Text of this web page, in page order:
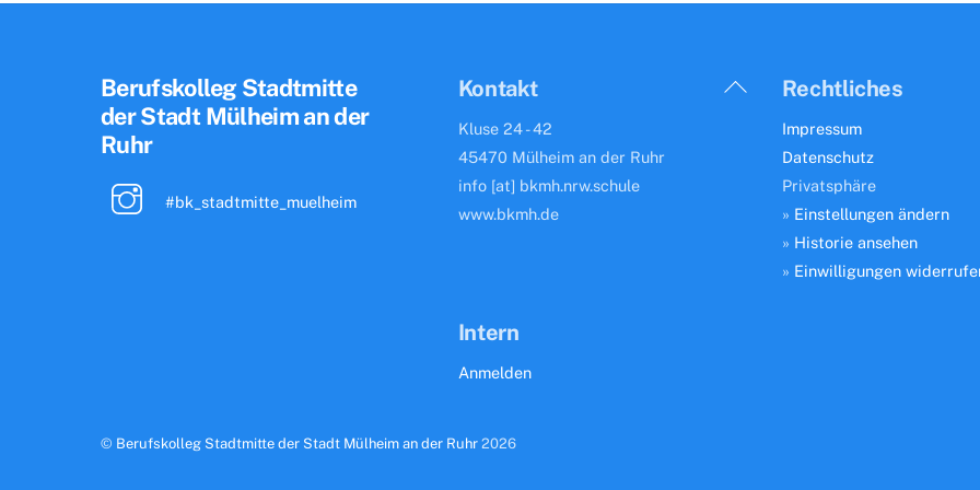
Back
Berufskolleg Stadtmitte
der Stadt Mülheim an der
Ruhr
#bk_stadtmitte_muelheim
Kontakt
Kluse 24 - 42
45470 Mülheim an der Ruhr
info [at] bkmh.nrw.schule
www.bkmh.de
Rechtliches
Impressum
Datenschutz
Privatsphäre
» Einstellungen ändern
» Historie ansehen
» Einwilligungen
Intern
Anmelden
© Berufskolleg Stadtmitte der Stadt Mülheim an der Ruhr 2026